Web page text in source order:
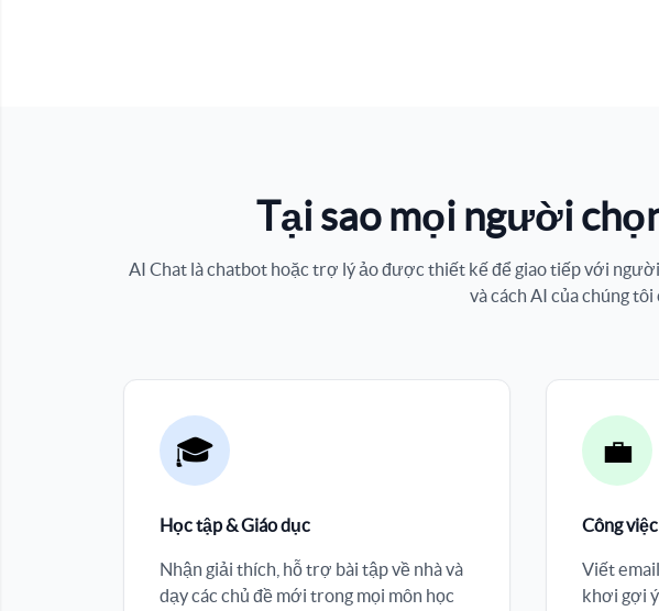
Tại sao mọi người
AI Chat là chatbot hoặc trợ lý ảo được thiết kế để giao tiếp với
và cách AI của chúng
🎓
Học tập & Giáo dục
Nhận giải thích, hỗ trợ bài tập về nhà và
dạy các chủ đề mới trong mọi môn học
💼
Công
Viết
khơi gợi